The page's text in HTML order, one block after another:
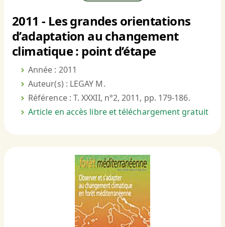
2011 - Les grandes orientations
d’adaptation au changement
climatique : point d’étape
Année : 2011
Auteur(s) : LEGAY M.
Référence : T. XXXII, n°2, 2011, pp. 179-186.
Article en accès libre et téléchargement gratuit